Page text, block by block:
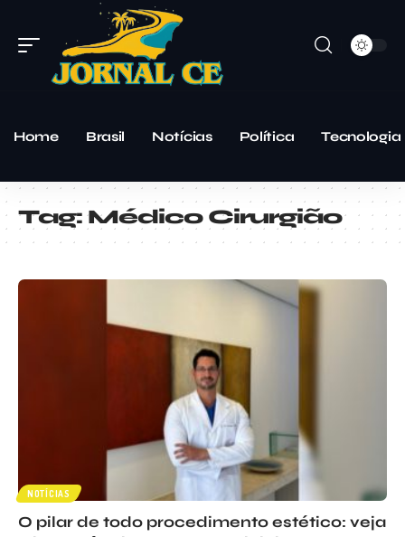
Home Brasil Notícias Política Tecnologia
Tag:Médico Cirurgião
NOTÍCIAS
O pilar de todo procedimento estético: veja